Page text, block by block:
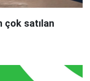
çok satılan